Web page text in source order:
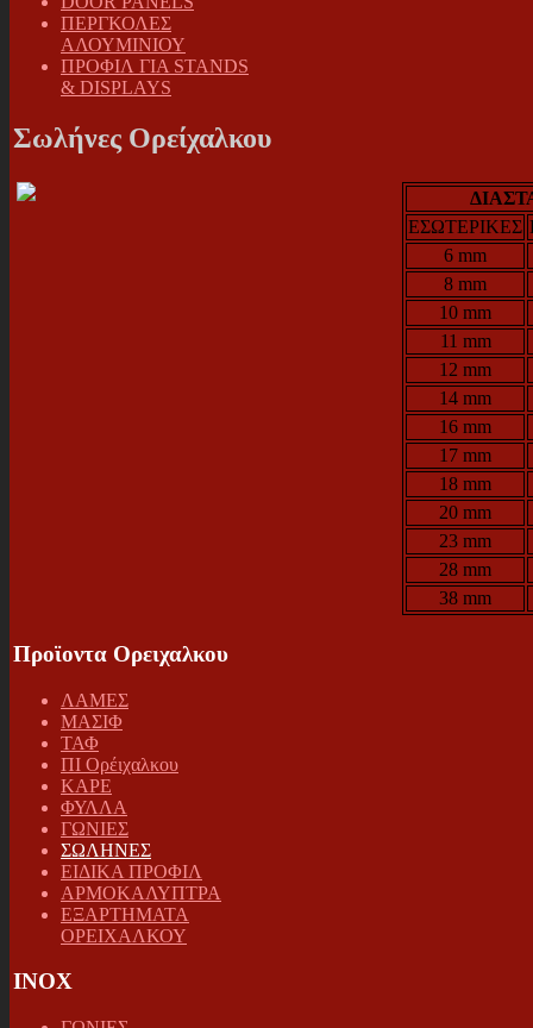
ΠΕΡΓΚΟΛΕΣ
ΑΛΟΥΜΙΝΙΟΥ
ΠΡΟΦΙΛ ΓΙΑ STANDS
& DISPLAYS
Σωλήνες Ορείχαλκου
ΕΣΩΤΕΡΙΚΕΣ
6 mm
8 mm
10 mm
11 mm
12 mm
14 mm
16 mm
17 mm
18 mm
20 mm
23 mm
28 mm
38 mm
Προϊοντα Ορειχαλκου
ΛΑΜΕΣ
ΜΑΣΙΦ
ΤΑΦ
ΠΙ Ορέιχαλκου
ΚΑΡΕ
ΦΥΛΛΑ
ΓΩΝΙΕΣ
ΣΩΛΗΝΕΣ
ΕΙΔΙΚΑ ΠΡΟΦΙΛ
ΑΡΜΟΚΑΛΥΠΤΡΑ
ΕΞΑΡΤΗΜΑΤΑ
ΟΡΕΙΧΑΛΚΟΥ
INOX